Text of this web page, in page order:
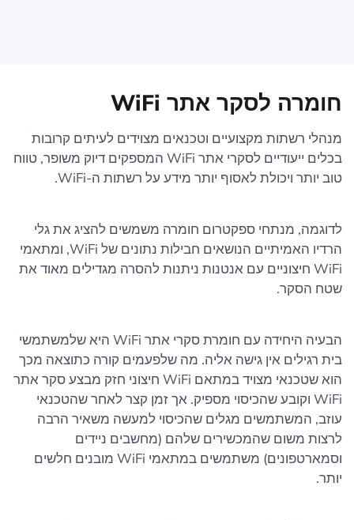
חומרה לסקר אתר WiFi
מנהלי רשתות מקצועיים וטכנאים מצוידים לעיתים קרובות
בכלים ייעודיים לסקרי אתר WiFi המספקים דיוק משופר, טווח
טוב יותר ויכולת לאסוף יותר מידע על רשתות ה-WiFi.
לדוגמה, מנתחי ספקטרום חומרה משמשים להציג את גלי
הרדיו האמיתיים הנושאים חבילות נתונים של WiFi, ומתאמי
WiFi חיצוניים עם אנטנות ניתנות להסרה מגדילים מאוד את
שטח הסקר.
הבעיה היחידה עם חומרת סקרי אתר WiFi היא שלמשתמשי
בית רגילים אין גישה אליה. מה שלפעמים קורה כתוצאה מכך
הוא שטכנאי מצויד במתאם WiFi חיצוני חזק מבצע סקר אתר
WiFi וקובע שהכיסוי מספיק. אך זמן קצר לאחר שהטכנאי
עוזב, המשתמשים מגלים שהכיסוי למעשה משאיר הרבה
לרצות משום שהמכשירים שלהם (מחשבים ניידים
וסמארטפונים) משתמשים במתאמי WiFi מובנים חלשים
יותר.